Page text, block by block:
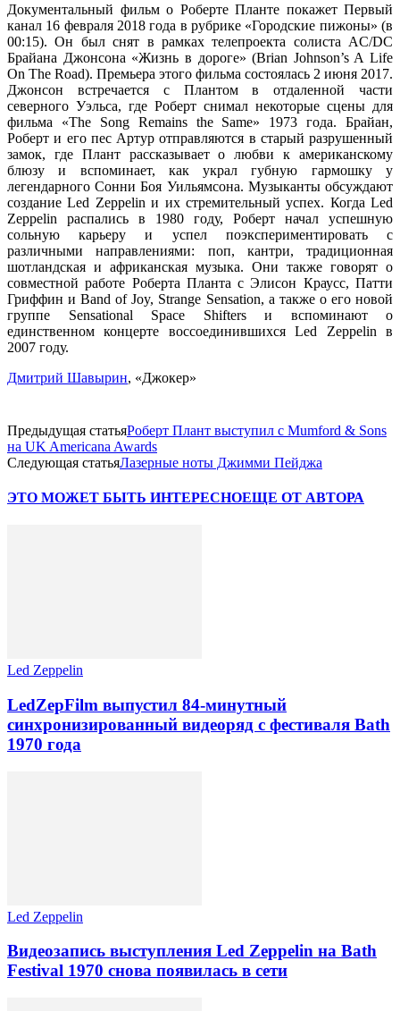
Документальный фильм о Роберте Планте покажет Первый
канал 16 февраля 2018 года в рубрике «Городские пижоны» (в
00:15). Он был снят в рамках телепроекта солиста AC/DC
Брайана Джонсона «Жизнь в дороге» (Brian Johnson’s A Life
On The Road). Премьера этого фильма состоялась 2 июня 2017.
Джонсон встречается с Плантом в отдаленной части
северного Уэльса, где Роберт снимал некоторые сцены для
фильма «The Song Remains the Same» 1973 года. Брайан,
Роберт и его пес Артур отправляются в старый разрушенный
замок, где Плант рассказывает о любви к американскому
блюзу и вспоминает, как украл губную гармошку у
легендарного Сонни Боя Уильямсона. Музыканты обсуждают
создание Led Zeppelin и их стремительный успех. Когда Led
Zeppelin распались в 1980 году, Роберт начал успешную
сольную карьеру и успел поэкспериментировать с
различными направлениями: поп, кантри, традиционная
шотландская и африканская музыка. Они также говорят о
совместной работе Роберта Планта с Элисон Краусс, Патти
Гриффин и Band of Joy, Strange Sensation, а также о его новой
группе Sensational Space Shifters и вспоминают о
единственном концерте воссоединившихся Led Zeppelin в
2007 году.
Дмитрий Шавырин, «Джокер»
Предыдущая статьяРоберт Плант выступил с Mumford & Sons
на UK Americana Awards
Следующая статьяЛазерные ноты Джимми Пейджа
ЭТО МОЖЕТ БЫТЬ ИНТЕРЕСНОЕЩЕ ОТ АВТОРА
Led Zeppelin
LedZepFilm выпустил 84-минутный
синхронизированный видеоряд с фестиваля Bath
1970 года
Led Zeppelin
Видеозапись выступления Led Zeppelin на Bath
Festival 1970 снова появилась в сети